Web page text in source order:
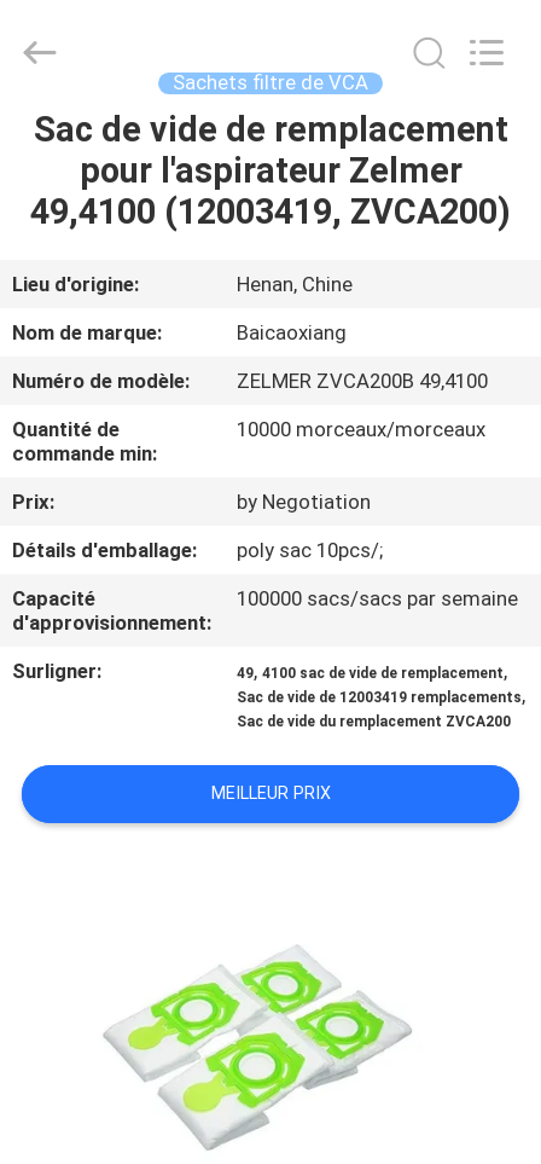
MAISON
PRODUITS
AU
SUJET
DE
VISITE
CONTRÔLE
DE
QUALITÉ
CONTACTEZ-
NOUS
Developed
Sachets filtre de VCA
Sac de vide de remplacement
pour l'aspirateur Zelmer
49,4100 (12003419, ZVCA200)
Lieu d'origine:
Henan, Chine
Nom de marque:
Baicaoxiang
Numéro de modèle:
ZELMER ZVCA200B 49,4100
Quantité de
commande min:
10000 morceaux/morceaux
Prix:
by Negotiation
Détails d'emballage:
poly sac 10pcs/;
Capacité
d'approvisionnement:
100000 sacs/sacs par semaine
Surligner: 49,4100 sac de vide de remplacement,
Sac de vide de 12003419 remplacements,
Sac de vide du remplacement ZVCA200
MEILLEUR PRIX